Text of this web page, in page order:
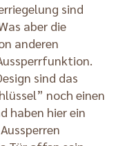
sind
aber die
anderen
sind das
noch einen
haben hier ein